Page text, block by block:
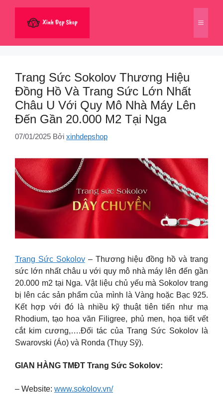
dung
Menu
Trang Sức Sokolov Thương Hiệu
Đồng Hồ Và Trang Sức Lớn Nhất
Châu U Với Quy Mô Nhà Máy Lên
Đến Gần 20.000 M2 Tại Nga
07/01/2025 Bởi xinhdepshop
Trang Sức Sokolov– Thương hiệu đồng hồ và trang
sức lớn nhất châu u với quy mô nhà máy lên đến gần
20.000 m2 tại Nga. Vật liệu chủ yếu mà Sokolov trang
bị lên các sản phẩm của mình là Vàng hoặc Bạc 925.
Kết hợp với đó là nhiều kỹ thuật tiên tiến như mạ
Rhodium, tạo hoa văn Filigree, phủ men, họa tiết vết
cắt kim cương,….Đối tác của Trang Sức Sokolov là
Swarovski (Áo) và Ronda (Thụy Sỹ).
GIAN HÀNG TMĐT Trang Sức Sokolov:
– Website: www.sokolov.vn/